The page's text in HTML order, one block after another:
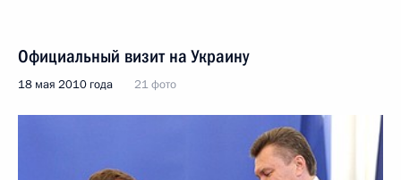
Официальный визит на Украину
18 мая 2010 года 21 фото